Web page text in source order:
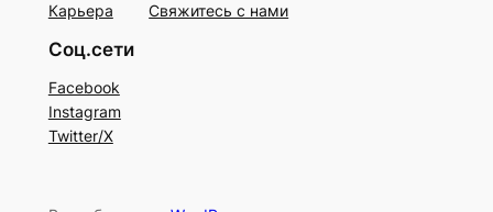
Карьера
Свяжитесь с нами
Соц.сети
Facebook
Instagram
Twitter/X